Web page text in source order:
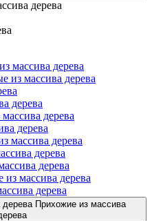
массива дерева
из массива дерева
дерева
дерева
дерева
массива дерева
дерева
дерева
массива дерева
дерева
Прихожие из массива